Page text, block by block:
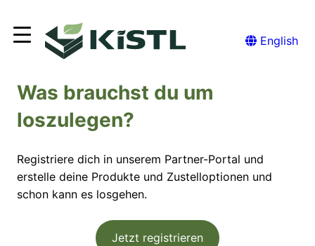
Inhalt
springen
English
Was brauchst du um
loszulegen?
Registriere dich in unserem Partner-Portal und
erstelle deine Produkte und Zustelloptionen und
schon kann es losgehen.
Jetzt registrieren